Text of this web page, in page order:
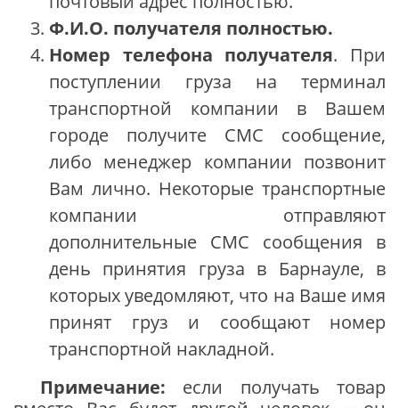
Ф.И.О. получателя полностью.
Номер телефона получателя. При
поступлении груза на терминал
транспортной компании в Вашем
городе получите СМС сообщение,
либо менеджер компании позвонит
Вам лично. Некоторые транспортные
компании отправляют
дополнительные СМС сообщения в
день принятия груза в Барнауле, в
которых уведомляют, что на Ваше имя
принят груз и сообщают номер
транспортной накладной.
Примечание: если получать товар